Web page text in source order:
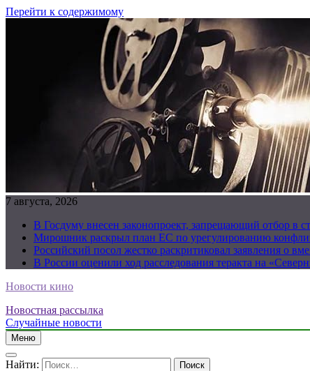
Перейти к содержимому
7 августа, 2026
В Госдуму внесен законопроект, запрещающий отбор в
Мирошник раскрыл план ЕС по урегулированию
Российский посол жестко раскритиковал заявления о
В России оценили ход расследования теракта на
Новости кино
Новостная рассылка
Случайные новости
Меню
Найти: